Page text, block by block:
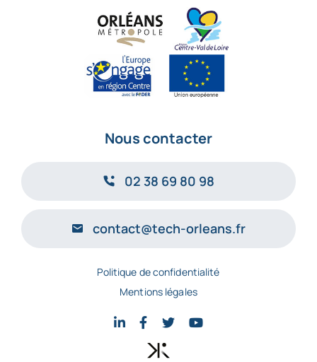
Nous contacter
02 38 69 80 98
contact@tech-orleans.fr
Politique de confidentialité
Mentions légales